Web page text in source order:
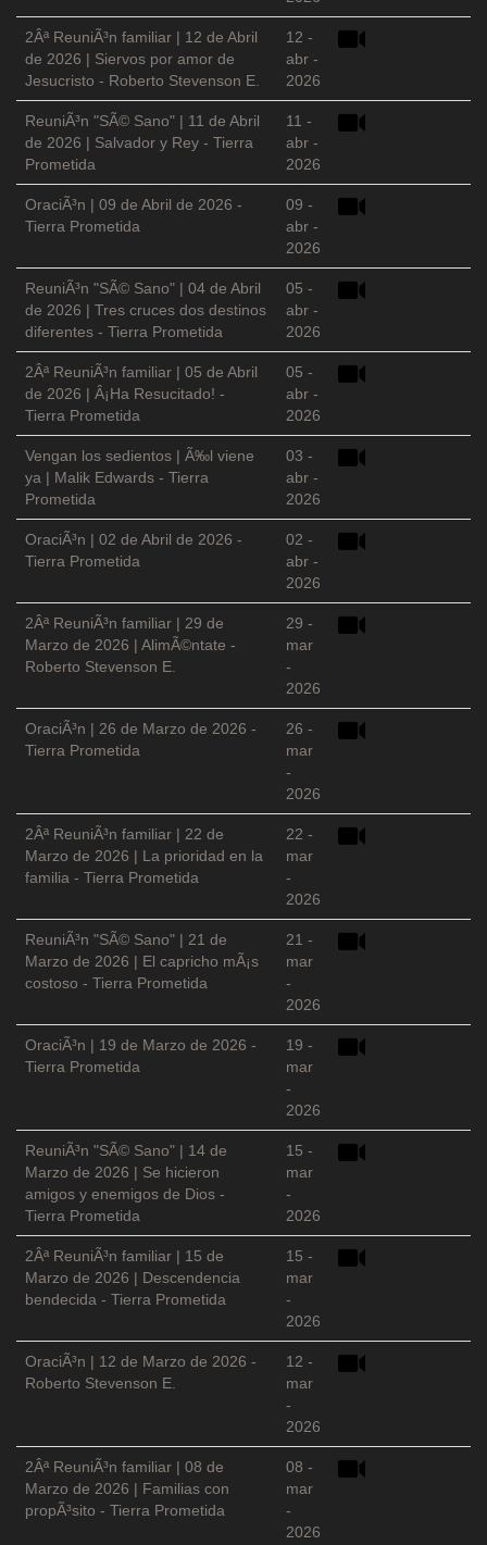
2Âª ReuniÃ³n familiar | 12 de Abril
de 2026 | Siervos por amor de
Jesucristo - Roberto Stevenson E.
12 -
abr -
2026
ReuniÃ³n "SÃ© Sano" | 11 de Abril
de 2026 | Salvador y Rey - Tierra
Prometida
11 -
abr -
2026
OraciÃ³n | 09 de Abril de 2026 -
Tierra Prometida
09 -
abr -
2026
ReuniÃ³n "SÃ© Sano" | 04 de Abril
de 2026 | Tres cruces dos destinos
diferentes - Tierra Prometida
05 -
abr -
2026
2Âª ReuniÃ³n familiar | 05 de Abril
de 2026 | Â¡Ha Resucitado! -
Tierra Prometida
05 -
abr -
2026
Vengan los sedientos | Ã‰l viene
ya | Malik Edwards - Tierra
Prometida
03 -
abr -
2026
OraciÃ³n | 02 de Abril de 2026 -
Tierra Prometida
02 -
abr -
2026
2Âª ReuniÃ³n familiar | 29 de
Marzo de 2026 | AlimÃ©ntate -
Roberto Stevenson E.
29 -
mar
-
2026
OraciÃ³n | 26 de Marzo de 2026 -
Tierra Prometida
26 -
mar
-
2026
2Âª ReuniÃ³n familiar | 22 de
Marzo de 2026 | La prioridad en la
familia - Tierra Prometida
22 -
mar
-
2026
ReuniÃ³n "SÃ© Sano" | 21 de
Marzo de 2026 | El capricho mÃ¡s
costoso - Tierra Prometida
21 -
mar
-
2026
OraciÃ³n | 19 de Marzo de 2026 -
Tierra Prometida
19 -
mar
-
2026
ReuniÃ³n "SÃ© Sano" | 14 de
Marzo de 2026 | Se hicieron
amigos y enemigos de Dios -
Tierra Prometida
15 -
mar
-
2026
2Âª ReuniÃ³n familiar | 15 de
Marzo de 2026 | Descendencia
bendecida - Tierra Prometida
15 -
mar
-
2026
OraciÃ³n | 12 de Marzo de 2026 -
Roberto Stevenson E.
12 -
mar
-
2026
2Âª ReuniÃ³n familiar | 08 de
Marzo de 2026 | Familias con
propÃ³sito - Tierra Prometida
08 -
mar
-
2026